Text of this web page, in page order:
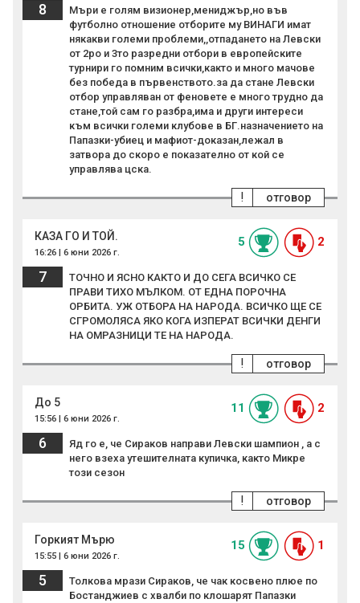
8
Мъри е голям визионер,мениджър,но във
футболно отношение отборите му ВИНАГИ имат
някакви големи проблеми,,отпадането на Левски
от 2ро и 3то разредни отбори в европейските
турнири го помним всички,както и много мачове
без победа в първенството.за да стане Левски
отбор управляван от феновете е много трудно да
стане,той сам го разбра,има и други интереси
към всички големи клубове в БГ.назначението на
Папазки-убиец и мафиот-доказан,лежал в
затвора до скоро е показателно от кой се
управлява цска.
отговор
!
КАЗА ГО И ТОЙ.
16:26 | 6 юни 2026 г.
5 2
7
ТОЧНО И ЯСНО КАКТО И ДО СЕГА ВСИЧКО СЕ
ПРАВИ ТИХО МЪЛКОМ. ОТ ЕДНА ПОРОЧНА
ОРБИТА. УЖ ОТБОРА НА НАРОДА. ВСИЧКО ЩЕ СЕ
СГРОМОЛЯСА ЯКО КОГА ИЗПЕРАТ ВСИЧКИ ДЕНГИ
НА ОМРАЗНИЦИ ТЕ НА НАРОДА.
отговор
!
До 5
15:56 | 6 юни 2026 г.
11 2
6
Яд го е, че Сираков направи Левски шампион , а с
него взеха утешителната купичка, както Микре
този сезон
отговор
!
Горкият Мърю
15:55 | 6 юни 2026 г.
15 1
5
Толкова мрази Сираков, че чак косвено плюе по
Бостанджиев с хвалби по клошарят Папазки